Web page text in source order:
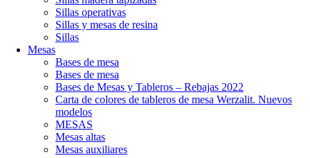
Sillas operativas
Sillas y mesas de resina
Sillas
Mesas
Bases de mesa
Bases de mesa
Bases de Mesas y Tableros – Rebajas 2022
Carta de colores de tableros de mesa Werzalit. Nuevos
modelos
MESAS
Mesas altas
Mesas auxiliares